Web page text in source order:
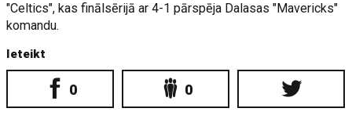
"Celtics", kas finālsērijā ar 4-1 pārspēja Dalasas "Mavericks"
komandu.
Ieteikt
0 0